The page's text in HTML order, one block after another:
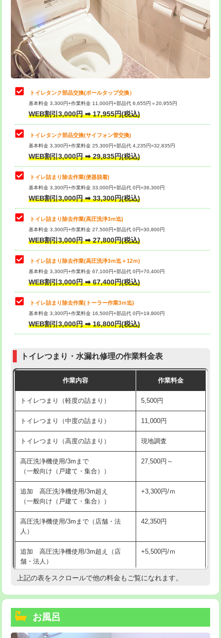
トイレタンク部品交換(ボールタップ交換）
基本料金 3,300円+作業料金 11,000円+部品代 6,655円＝20,955円
WEB割引3,000円 ➡ 17,955円(税込)
トイレタンク部品交換(サイフォン管交換)
基本料金 3,300円+作業料金 25,300円+部品代 4,235円=32,835円
WEB割引3,000円 ➡ 29,835円(税込)
トイレ詰まり除去作業(便器脱着)
基本料金 3,300円+作業料金 33,000円+部品代 0円=36,300円
WEB割引3,000円 ➡ 33,300円(税込)
トイレ詰まり除去作業(高圧洗浄3ｍ迄)
基本料金 3,300円+作業料金 27,500円+部品代 0円=30,800円
WEB割引3,000円 ➡ 27,800円(税込)
トイレ詰まり除去作業(高圧洗浄3ｍ迄＋12ｍ)
基本料金 3,300円+作業料金 67,100円+部品代 0円=70,400円
WEB割引3,000円 ➡ 67,400円(税込)
トイレ詰まり除去作業(トーラー作業3ｍ迄)
基本料金 3,300円+作業料金 16,500円+部品代 0円=19,800円
WEB割引3,000円 ➡ 16,800円(税込)
トイレつまり・水漏れ修理の作業料金表
作業内容 作業料金
トイレつまり（軽度の詰まり） 5,500円
トイレつまり（中度の詰まり） 11,000円
トイレつまり（高度の詰まり） 現地調査
高圧洗浄機使用/3mまで
（一般向け（戸建て・集合））
27,500円～
追加 高圧洗浄機使用/3m超え
（一般向け（戸建て・集合））
+3,300円/ｍ
高圧洗浄機使用/3mまで（店舗・法
人）
42,350円
追加 高圧洗浄機使用/3m超え（店
舗・法人）
+5,500円/ｍ
高度高圧洗浄換 現地調査
トーラー機使用/3mまで
上記の表をスクロールで他の料金もご覧になれます。
お風呂